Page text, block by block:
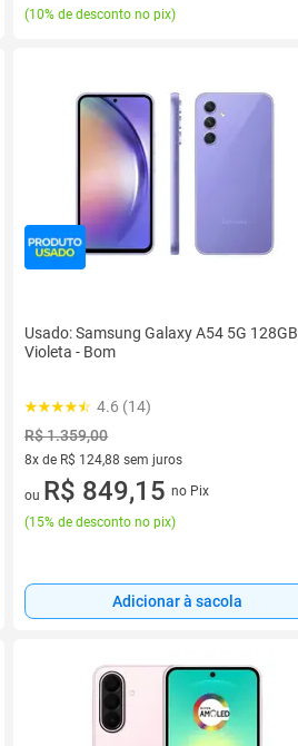
(10% de desconto no pix)
Usado: Samsung Galaxy A54 5G 128GB
Violeta - Bom
4.6 (14)
R$ 1.359,00
8x de R$ 124,88 sem juros
8 vez de R$ 124,88 sem juros
ou R$ 849,15 no Pix
(15% de desconto no pix)
Adicionar à sacola